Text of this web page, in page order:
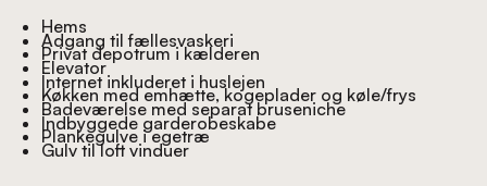
Hems
Adgang til fællesvaskeri
Privat depotrum i kælderen
Elevator
Internet inkluderet i huslejen
Køkken med emhætte, kogeplader og køle/frys
Badeværelse med separat bruseniche
Indbyggede garderobeskabe
Plankegulve i egetræ
Gulv til loft vinduer